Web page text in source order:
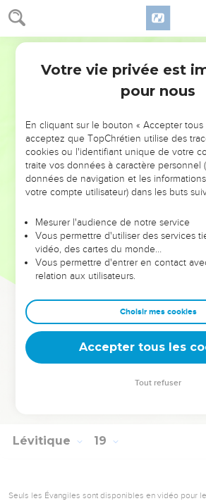
Lévitique 18
c’est en s’y adonnant que les nations
en votre faveur se rendent impures.
Le pays entier a été souillé, et je
sa faute, et le pays vomira ses habitants.
Vous, au contraire, vous obéirez à
abominables, ni l’autochtone, ni
milieu de vous.
Car toutes ces abominations ont été
hommes du pays qui y ont séjourné
a été souillé.
Craignez donc qu’il ne vous vomisse,
le souillez, comme il va vomir la nation
Car tous ceux qui commettront l’un
abominables seront retranchés de leur
Vous obéirez donc à mes
suivrez aucune des coutumes
pratiquait avant vous ; vous ne vous
elles. Je suis l’Eternel, votre Dieu.
La Bible Du Semeur Copyright © 1992, 1999 by
Lévitique 19
Seuls les Évangiles sont disponibles en vidéo pour le
Votre vie privée est
pour nous
En cliquant sur le bouton « Accepter tous
acceptez que TopChrétien utilise des
cookies ou l'identifiant unique de votre
traite vos données à caractère personnel
données de navigation et les
votre compte utilisateur) dans les buts
Mesurer l'audience de notre service
Vous permettre d'utiliser des services
vidéo, des cartes du monde…
Vous permettre d'entrer en contact
relation aux utilisateurs.
Choisir mes cookies
Accepter tous les
Tout refuser